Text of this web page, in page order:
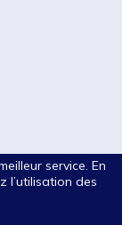
service. En
l’utilisation des